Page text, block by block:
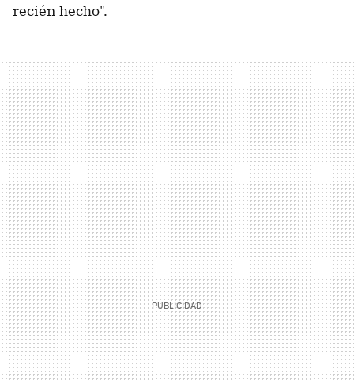
recién hecho".